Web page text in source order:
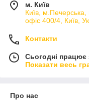
м. Київ
Київ,
офіс 400/4, Київ,
Контакти
Сьогодні працює
Показати весь
Про нас